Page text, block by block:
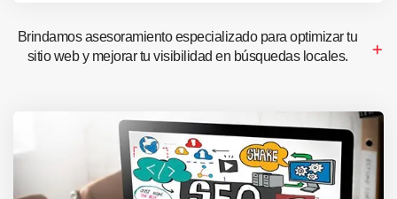
Brindamos asesoramiento especializado para optimizar tu
sitio web y mejorar tu visibilidad en búsquedas locales.